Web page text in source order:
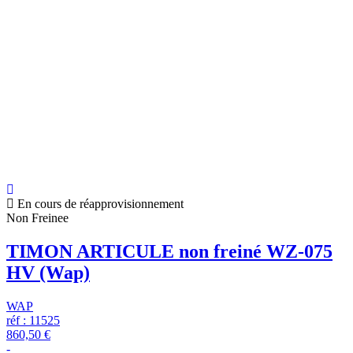
En cours de réapprovisionnement
Non Freinee
TIMON ARTICULE non freiné WZ-075
HV (Wap)
WAP
réf : 11525
860,50 €
-